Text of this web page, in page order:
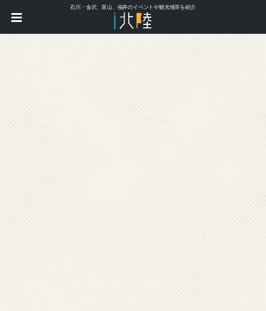
石川・金沢、富山、福井のイベントや観光地等を紹介